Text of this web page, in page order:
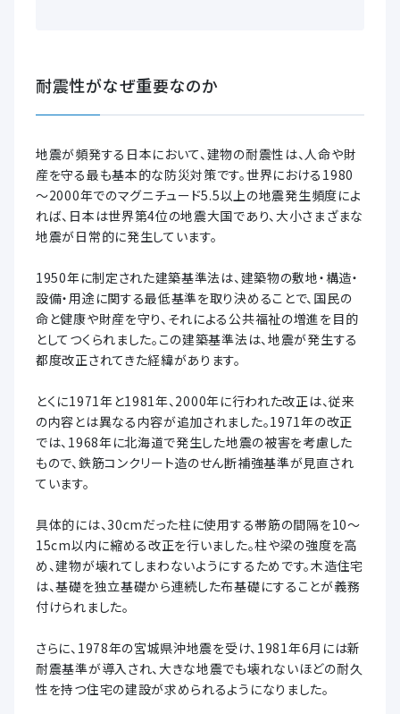
耐震性がなぜ重要なのか
地震が頻発する日本において、建物の耐震性は、人命や財
産を守る最も基本的な防災対策です。世界における1980
～2000年でのマグニチュード5.5以上の地震発生頻度によ
れば、日本は世界第4位の地震大国であり、大小さまざまな
地震が日常的に発生しています。
1950年に制定された建築基準法は、建築物の敷地・構造・
設備・用途に関する最低基準を取り決めることで、国民の
命と健康や財産を守り、それによる公共福祉の増進を目的
としてつくられました。この建築基準法は、地震が発生する
都度改正されてきた経緯があります。
とくに1971年と1981年、2000年に行われた改正は、従来
の内容とは異なる内容が追加されました。1971年の改正
では、1968年に北海道で発生した地震の被害を考慮した
もので、鉄筋コンクリート造のせん断補強基準が見直され
ています。
具体的には、30cmだった柱に使用する帯筋の間隔を10～
15cm以内に縮める改正を行いました。柱や梁の強度を高
め、建物が壊れてしまわないようにするためです。木造住宅
は、基礎を独立基礎から連続した布基礎にすることが義務
付けられました。
さらに、1978年の宮城県沖地震を受け、1981年6月には新
耐震基準が導入され、大きな地震でも壊れないほどの耐久
性を持つ住宅の建設が求められるようになりました。